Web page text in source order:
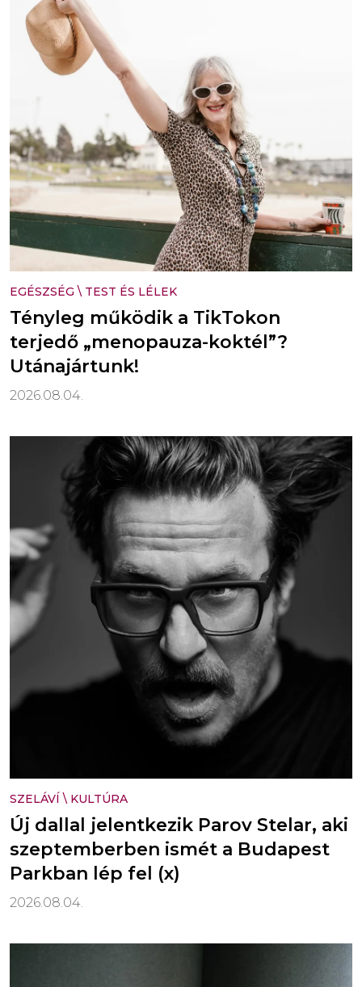
EGÉSZSÉG \ TEST ÉS LÉLEK
Tényleg működik a TikTokon
terjedő „menopauza-koktél”?
Utánajártunk!
2026.08.04.
SZELÁVÍ \ KULTÚRA
Új dallal jelentkezik Parov Stelar, aki
szeptemberben ismét a Budapest
Parkban lép fel (x)
2026.08.04.